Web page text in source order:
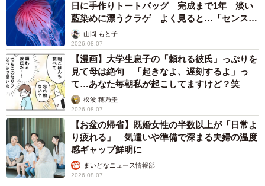
日に手作りトートバッグ 完成まで1年 淡い
藍染めに漂うクラゲ よく見ると…「センスす
ごい」山岡 もと子
2026.08.07
【漫画】大学生息子の「頼れる彼氏」っぷりを
見て母は絶句 「起きなよ、遅刻するよ」っ
て…あなた毎朝私が起こしてますけど？笑
松波 穂乃圭
2026.08.07
【お盆の帰省】既婚女性の半数以上が「日常よ
り疲れる」 気遣いや準備で深まる夫婦の温度
感ギャップ鮮明に
まいどなニュース情報部
2026.08.07